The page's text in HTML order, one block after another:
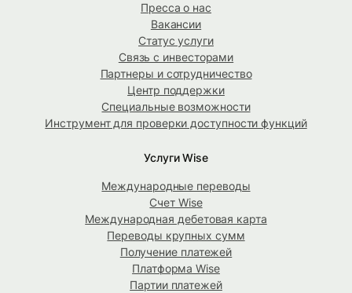
Пресса о нас
Вакансии
Статус услуги
Связь с инвесторами
Партнеры и сотрудничество
Центр поддержки
Специальные возможности
Инструмент для проверки доступности функций
Услуги Wise
Международные переводы
Счет Wise
Международная дебетовая карта
Переводы крупных сумм
Получение платежей
Платформа Wise
Партии платежей